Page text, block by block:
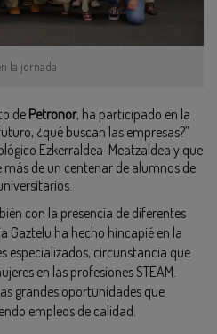
la jornada
de Petronor, ha participado en la
¿qué buscan las empresas?”
Ezkerraldea-Meatzaldea y que
de un centenar de alumnos de
con la presencia de diferentes
Gaztelu ha hecho hincapié en la
especializados, circunstancia que
en las profesiones STEAM.
grandes oportunidades que
empleos de calidad.